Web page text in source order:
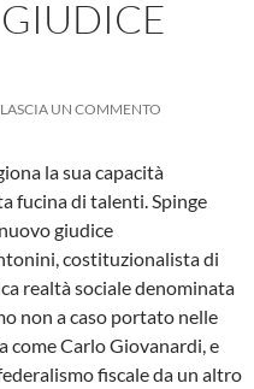
LASCIA UN COMMENTO
la sua capacità
fucina di talenti. Spinge
giudice
costituzionalista di
realtà sociale denominata
non a caso portato nelle
Carlo Giovanardi, e
fiscale da un altro